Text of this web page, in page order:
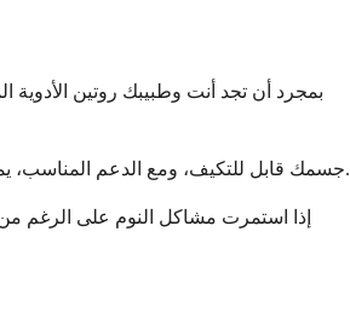
بمجرد أن تجد أنت وطبيبك روتين
جسمك قابل للتكيف، ومع الدعم المناسب، يمكنك التغلب على هذه التحديات. من المهم أيضًا أن تتذكر أن النوم السيئ العرضي يحدث للجميع، حتى بدون دواء. ليس كل ليلة مضطربة تعني أن دوائك بحاجة إلى تغيير.
إذا استمرت مشاكل النوم على الرغم من